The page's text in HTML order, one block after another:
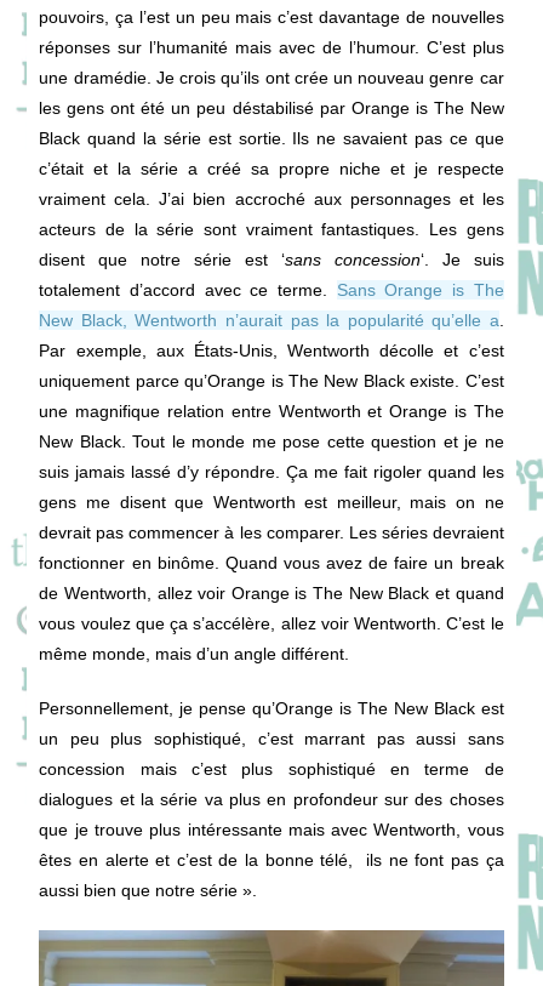
pouvoirs, ça l’est un peu mais c’est davantage de nouvelles
réponses sur l’humanité mais avec de l’humour. C’est plus
une dramédie. Je crois qu’ils ont crée un nouveau genre car
les gens ont été un peu déstabilisé par Orange is The New
Black quand la série est sortie. Ils ne savaient pas ce que
c’était et la série a créé sa propre niche et je respecte
vraiment cela. J’ai bien accroché aux personnages et les
acteurs de la série sont vraiment fantastiques. Les gens
disent que notre série est ‘sans concession‘. Je suis
totalement d’accord avec ce terme. Sans Orange is The
New Black, Wentworth n’aurait pas la popularité qu’elle a.
Par exemple, aux États-Unis, Wentworth décolle et c’est
uniquement parce qu’Orange is The New Black existe. C’est
une magnifique relation entre Wentworth et Orange is The
New Black. Tout le monde me pose cette question et je ne
suis jamais lassé d’y répondre. Ça me fait rigoler quand les
gens me disent que Wentworth est meilleur, mais on ne
devrait pas commencer à les comparer. Les séries devraient
fonctionner en binôme. Quand vous avez de faire un break
de Wentworth, allez voir Orange is The New Black et quand
vous voulez que ça s’accélère, allez voir Wentworth. C’est le
même monde, mais d’un angle différent.
Personnellement, je pense qu’Orange is The New Black est
un peu plus sophistiqué, c’est marrant pas aussi sans
concession mais c’est plus sophistiqué en terme de
dialogues et la série va plus en profondeur sur des choses
que je trouve plus intéressante mais avec Wentworth, vous
êtes en alerte et c’est de la bonne télé, ils ne font pas ça
aussi bien que notre série ».